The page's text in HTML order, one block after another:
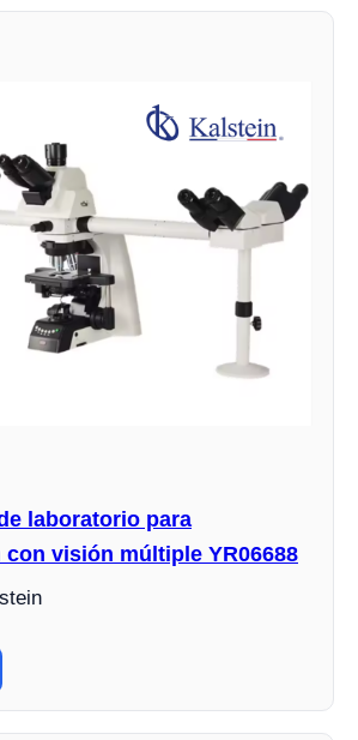
laboratorio para
visión múltiple YR06688